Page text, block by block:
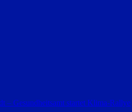
– Gesundheitsamt startet Klima-Rallye